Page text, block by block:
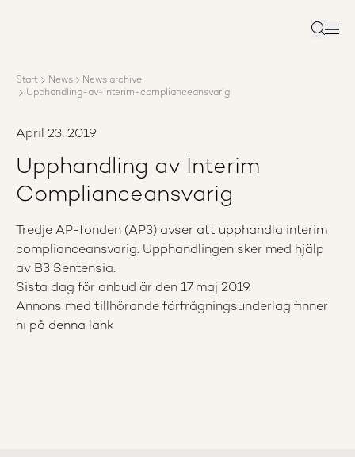
Reports
Search
Start News
News archive
Upphandling-av-interim-complianceansvarig
April 23, 2019
Upphandling av Interim
Complianceansvarig
Tredje AP-fonden (AP3) avser att upphandla interim
complianceansvarig. Upphandlingen sker med hjälp
av B3 Sentensia.
Sista dag för anbud är den 17 maj 2019.
Annons med tillhörande förfrågningsunderlag finner
ni på denna länk